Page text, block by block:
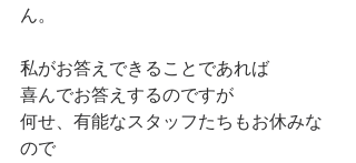
ん。
私がお答えできることであれば
喜んでお答えするのですが
何せ、有能なスタッフたちもお休みな
ので